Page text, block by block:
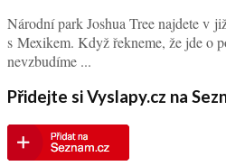
Národní park Joshua Tree najdete v
s Mexikem. Když řekneme, že jde o
nevzbudíme ...
Přidejte si Vyslapy.cz na